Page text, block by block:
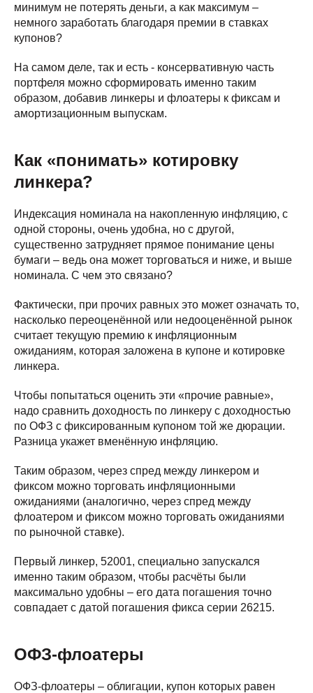
минимум не потерять деньги, а как максимум –
немного заработать благодаря премии в ставках
купонов?
На самом деле, так и есть - консервативную часть
портфеля можно сформировать именно таким
образом, добавив линкеры и флоатеры к фиксам и
амортизационным выпускам.
Как «понимать» котировку
линкера?
Индексация номинала на накопленную инфляцию, с
одной стороны, очень удобна, но с другой,
существенно затрудняет прямое понимание цены
бумаги – ведь она может торговаться и ниже, и выше
номинала. С чем это связано?
Фактически, при прочих равных это может означать то,
насколько переоценённой или недооценённой рынок
считает текущую премию к инфляционным
ожиданиям, которая заложена в купоне и котировке
линкера.
Чтобы попытаться оценить эти «прочие равные»,
надо сравнить доходность по линкеру с доходностью
по ОФЗ с фиксированным купоном той же дюрации.
Разница укажет вменённую инфляцию.
Таким образом, через спред между линкером и
фиксом можно торговать инфляционными
ожиданиями (аналогично, через спред между
флоатером и фиксом можно торговать ожиданиями
по рыночной ставке).
Первый линкер, 52001, специально запускался
именно таким образом, чтобы расчёты были
максимально удобны – его дата погашения точно
совпадает с датой погашения фикса серии 26215.
ОФЗ-флоатеры
ОФЗ-флоатеры – облигации, купон которых равен